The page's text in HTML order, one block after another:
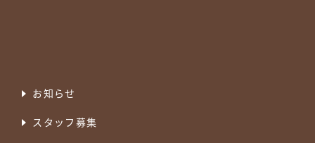
お知らせ
スタッフ募集